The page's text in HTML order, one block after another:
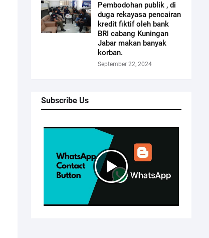
Pembodohan publik , di
duga rekayasa pencairan
kredit fiktif oleh bank
BRI cabang Kuningan
Jabar makan banyak
korban.
September 22, 2024
Subscribe Us